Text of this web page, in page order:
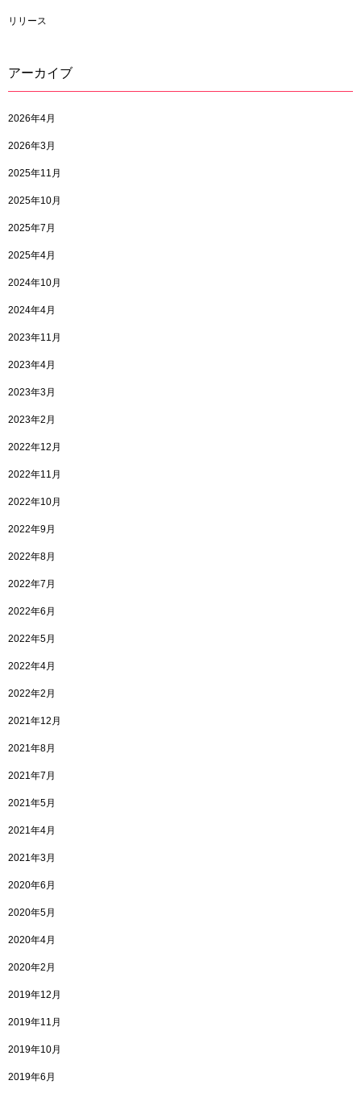
リリース
アーカイブ
2026年4月
2026年3月
2025年11月
2025年10月
2025年7月
2025年4月
2024年10月
2024年4月
2023年11月
2023年4月
2023年3月
2023年2月
2022年12月
2022年11月
2022年10月
2022年9月
2022年8月
2022年7月
2022年6月
2022年5月
2022年4月
2022年2月
2021年12月
2021年8月
2021年7月
2021年5月
2021年4月
2021年3月
2020年6月
2020年5月
2020年4月
2020年2月
2019年12月
2019年11月
2019年10月
2019年6月